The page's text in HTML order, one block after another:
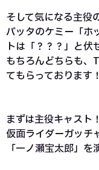
そして気になる主役
バッタのケミー「ホ
トは「？？？」と伏
もちろんどちらも、
てもらっております！
まずは主役キャスト！
仮面ライダーガッチ
「一ノ瀬宝太郎」